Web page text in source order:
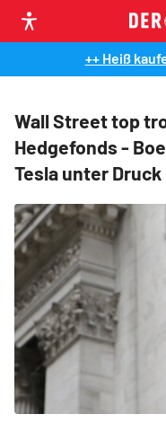
++ Heiß
Wall Street top
Hedgefonds -
Tesla unter Druck